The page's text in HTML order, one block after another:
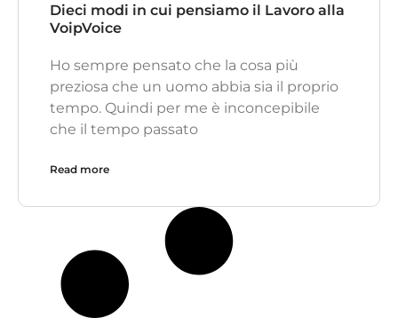
Dieci modi in cui pensiamo il Lavoro alla
VoipVoice
Ho sempre pensato che la cosa più
preziosa che un uomo abbia sia il proprio
tempo. Quindi per me è inconcepibile
che il tempo passato
Read more